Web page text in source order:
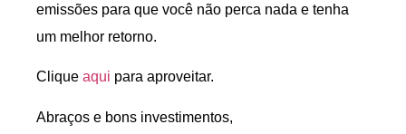
emissões para que você não perca nada e tenha
um melhor retorno.
Clique aqui para aproveitar.
Abraços e bons investimentos,